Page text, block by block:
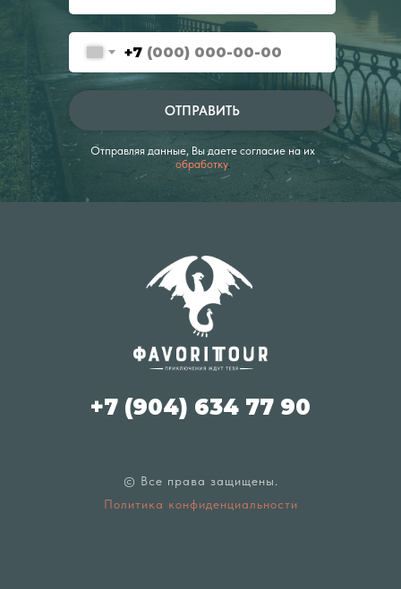
+7
ОТПРАВИТЬ
Отправляя данные, Вы даете согласие на их
обработку.
+7 (904) 634 77 90
© Все права защищены.
Политика конфиденциальности